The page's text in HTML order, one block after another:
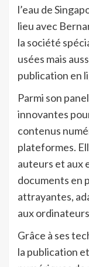
l’eau de
lieu avec
la société
usées mais
publication en
Parmi son
innovantes
contenus
plateformes.
auteurs et aux
documents en
attrayantes,
aux
Grâce à ses
la publication